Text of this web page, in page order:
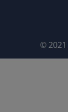
© 2021